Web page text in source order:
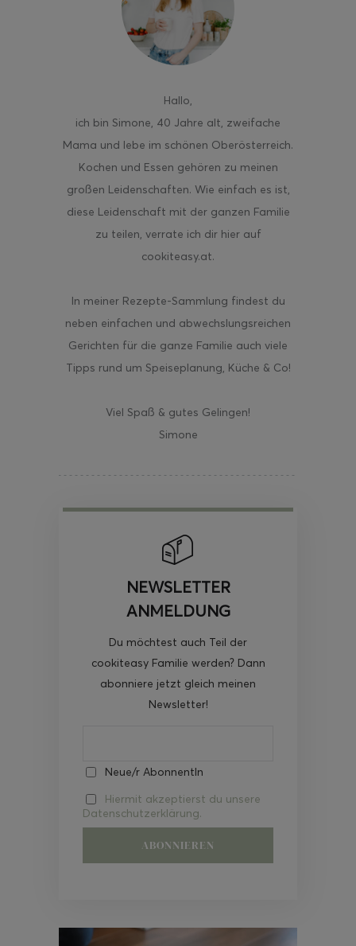
Hallo,
ich bin Simone, 40 Jahre alt, zweifache
Mama und lebe im schönen Oberösterreich.
Kochen und Essen gehören zu meinen
großen Leidenschaften. Wie einfach es ist,
diese Leidenschaft mit der ganzen Familie
zu teilen, verrate ich dir hier auf
cookiteasy.at.
In meiner Rezepte-Sammlung findest du
neben einfachen und abwechslungsreichen
Gerichten für die ganze Familie auch viele
Tipps rund um Speiseplanung, Küche & Co!
Viel Spaß & gutes Gelingen!
Simone
NEWSLETTER
ANMELDUNG
Du möchtest auch Teil der
cookiteasy Familie werden? Dann
abonniere jetzt gleich meinen
Newsletter!
Neue/r AbonnentIn
Hiermit akzeptierst du unsere
Datenschutzerklärung.
Video-